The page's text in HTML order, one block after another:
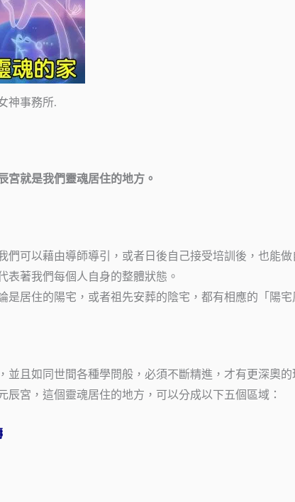
神事務所.
宮就是我們靈魂居住的地方。
們可以藉由導師導引，或者日後自己接受培訓後，也能
表著我們每個人自身的整體狀態。
是居住的陽宅，或者祖先安葬的陰宅，都有相應的「陽
並且如同世間各種學問般，必須不斷精進，才有更深奧的
辰宮，這個靈魂居住的地方，可以分成以下五個區域：